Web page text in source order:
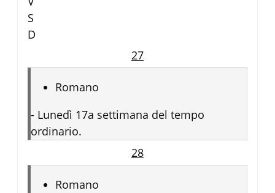
S
D
27
Romano
- Lunedì 17a settimana del tempo
ordinario.
28
Romano